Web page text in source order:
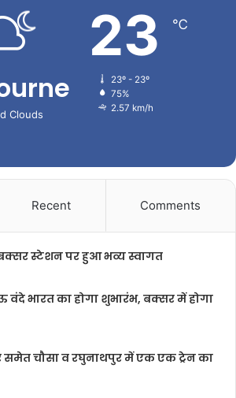
Clouds
23 ℃
23º - 23º
75%
2.57 km/h
Recent Comments
स्टेशन पर हुआ भव्य स्वागत
भारत का होगा शुभारंभ, बक्सर में होगा
समेत चौसा व रघुनाथपुर में एक एक ट्रेन का